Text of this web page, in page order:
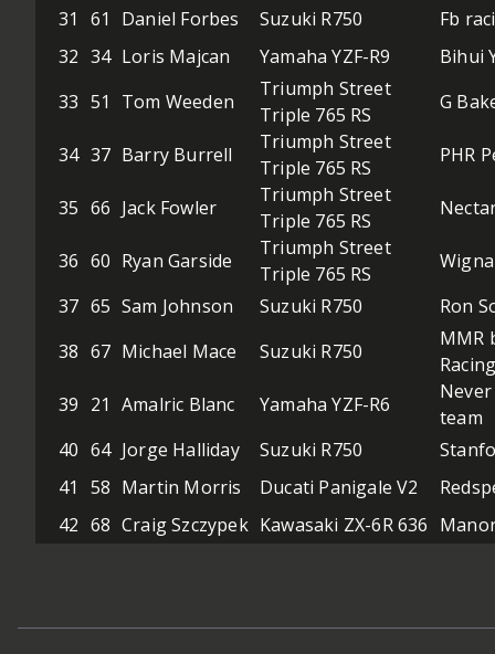
31
61 Daniel Forbes Suzuki R750
Fb
32 34 Loris Majcan Yamaha YZF-R9
Bihui
33 51 Tom Weeden
Triumph Street
Triple 765 RS
G
34 37 Barry Burrell
Triumph Street
Triple 765 RS
PHR
35 66 Jack Fowler
Triumph Street
Triple 765 RS
36 60 Ryan Garside
Triumph Street
Triple 765 RS
37 65 Sam Johnson Suzuki R750
Ron
38 67 Michael Mace Suzuki R750
MMR
39 21 Amalric Blanc Yamaha YZF-R6
team
40 64 Jorge Halliday Suzuki R750
41
58 Martin Morris Ducati Panigale V2
42 68 Craig Szczypek Kawasaki ZX-6R 636